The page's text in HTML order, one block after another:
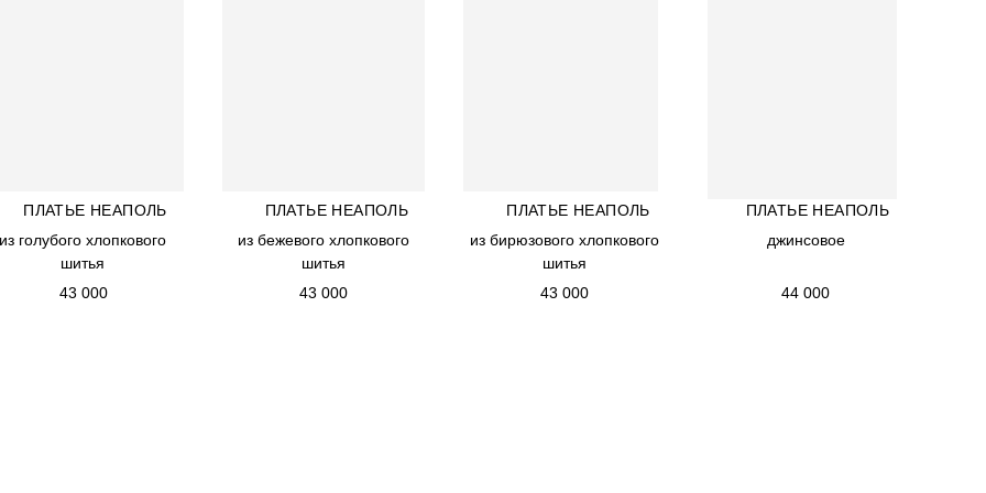
ПЛАТЬЕ НЕАПОЛЬ ПЛАТЬЕ НЕАПОЛЬ ПЛАТЬЕ НЕАПОЛЬ ПЛАТЬЕ НЕАПОЛЬ
43 000
из бежевого хлопкового
шитья
43 000
43 000 44 000
из голубого хлопкового
шитья
из бирюзового хлопкового
шитья
джинсовое
ПЛАТЬЕ НЕАПОЛЬ ПЛАТЬЕ НЕАПОЛЬ ПЛАТЬЕ НЕАПОЛЬ
ПЛАТЬЕ НЕАПОЛЬ
из голубого хлопкового
шитья
из бежевого хлопкового
шитья
из бирюзового хлопкового
шитья
43 000
43 000
43 000
джинсовое
44 000